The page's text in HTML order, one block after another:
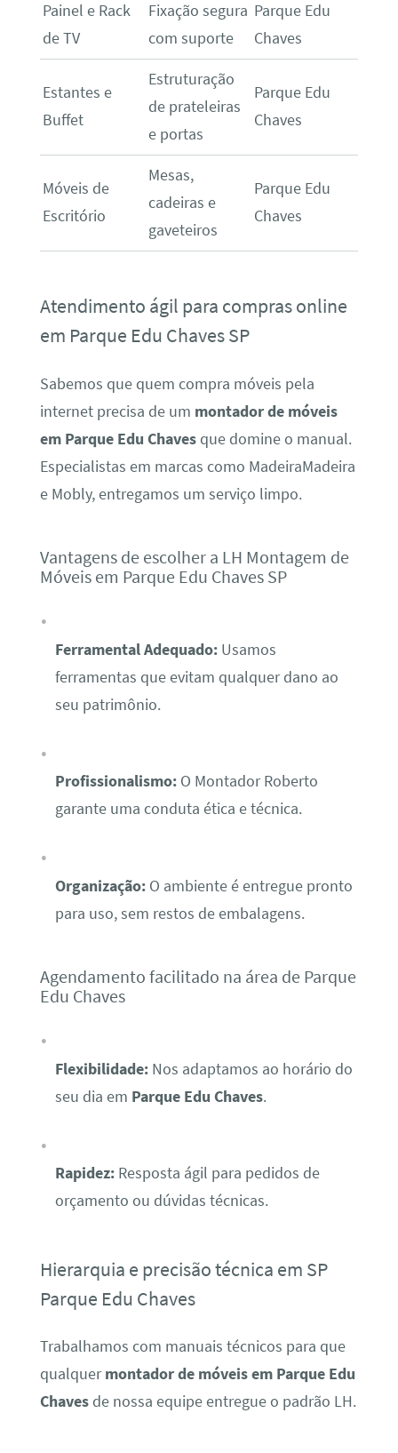
Painel e Rack
de TV
Fixação segura
com suporte
Parque Edu
Chaves
Estantes e
Buffet
Estruturação
de prateleiras
e portas
Parque Edu
Chaves
Móveis de
Escritório
Mesas,
cadeiras e
gaveteiros
Parque Edu
Chaves
Atendimento ágil para compras online
em Parque Edu Chaves SP
Sabemos que quem compra móveis pela
internet precisa de um montador de móveis
em Parque Edu Chavesque domine o manual.
Especialistas em marcas como MadeiraMadeira
e Mobly, entregamos um serviço limpo.
Vantagens de escolher a LH Montagem de
Móveis em Parque Edu Chaves SP
Ferramental Adequado:Usamos
ferramentas que evitam qualquer dano ao
seu patrimônio.
Profissionalismo:O Montador Roberto
garante uma conduta ética e técnica.
Organização:O ambiente é entregue pronto
para uso, sem restos de embalagens.
Agendamento facilitado na área de Parque
Edu Chaves
Flexibilidade:Nos adaptamos ao horário do
seu dia em Parque Edu Chaves.
Rapidez:Resposta ágil para pedidos de
orçamento ou dúvidas técnicas.
Hierarquia e precisão técnica em SP
Parque Edu Chaves
Trabalhamos com manuais técnicos para que
qualquermontador de móveis em Parque Edu
Chavesde nossa equipe entregue o padrão LH.